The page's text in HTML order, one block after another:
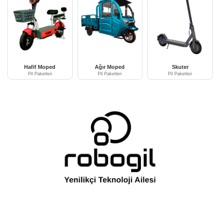
Hafif Moped
Pil Paketleri
Ağır Moped
Pil Paketleri
Skuter
Pil Paketleri